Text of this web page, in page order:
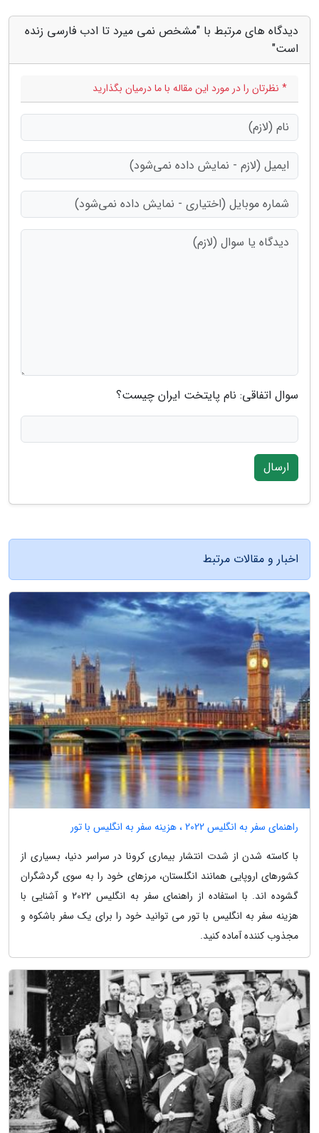
دیدگاه های مرتبط با "مشخص نمی میرد تا ادب فارسی زنده
است"
* نظرتان را در مورد این مقاله با ما درمیان بگذارید
سوال اتفاقی: نام پایتخت ایران چیست؟
ارسال
اخبار و مقالات مرتبط
راهنمای سفر به انگلیس 2022 ، هزینه سفر به انگلیس با تور
با کاسته شدن از شدت انتشار بیماری کرونا در سراسر دنیا، بسیاری از
کشورهای اروپایی همانند انگلستان، مرزهای خود را به سوی گردشگران
گشوده اند. با استفاده از راهنمای سفر به انگلیس 2022 و آشنایی با
هزینه سفر به انگلیس با تور می توانید خود را برای یک سفر باشکوه و
مجذوب کننده آماده کنید.